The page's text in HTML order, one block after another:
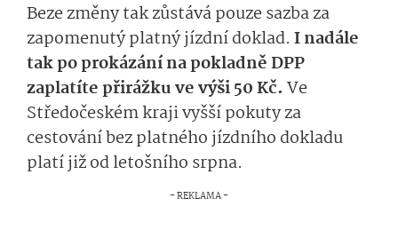
Beze změny tak zůstává pouze sazba za
zapomenutý platný jízdní doklad. I nadále
tak po prokázání na pokladně DPP
zaplatíte přirážku ve výši 50 Kč. Ve
Středočeském kraji vyšší pokuty za
cestování bez platného jízdního dokladu
platí již od letošního srpna.